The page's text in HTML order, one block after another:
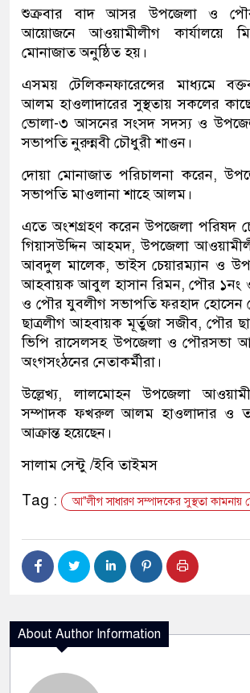
শুক্রবার বাদ আসর উপজেলা ও
আয়োজনে আওয়ামীলীগ কার্যালয়ে
মোনাজাত অনুষ্ঠিত হয়।
এসময় টেলিকনফারেন্সের মাধ্যমে
আলম হাওলাদারের সুস্থতায় সকলের
ভোলা-৩ আসনের সংসদ সদস্য ও
সভাপতি নুরুন্নবী চৌধুরী শাওন।
দোয়া মোনাজাত পরিচালনা করেন,
সভাপতি মাওলানা শাহে আলম।
এতে অংশগ্রহণ করেন উপজেলা পরিষদ
গিয়াসউদ্দিন আহমদ, উপজেলা
আবদুল মালেক, ভাইস চেয়ারম্যান ও
আহবায়ক আবুল হাসান রিমন, পৌর ১নং
ও পৌর যুবলীগ সভাপতি ফরহাদ হোসেন
ছাত্রলীগ আহবায়ক মূর্তুজা সজীব, পৌর
ভিপি রাসেলসহ উপজেলা ও পৌরসভা
অংগসংঠনের নেতাকর্মীরা।
উল্লেখ্য, লালমোহন উপজেলা
সম্পাদক ফখরুল আলম হাওলাদার ও
আক্রান্ত হয়েছেন।
সালাম সেন্টু /ইবি তাইমস
Tag :
আ"লীগ সাধারণ সম্পাদকের সুস্থতা কামনায়
About Author Information